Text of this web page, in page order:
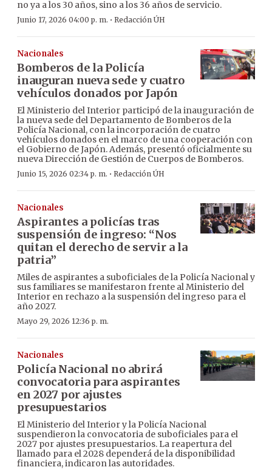
no ya a los 30 años, sino a los 36 años de servicio.
Junio 17, 2026 04:00 p. m. · Redacción ÚH
Nacionales
Bomberos de la Policía
inauguran nueva sede y cuatro
vehículos donados por Japón
El Ministerio del Interior participó de la inauguración de
la nueva sede del Departamento de Bomberos de la
Policía Nacional, con la incorporación de cuatro
vehículos donados en el marco de una cooperación con
el Gobierno de Japón. Además, presentó oficialmente su
nueva Dirección de Gestión de Cuerpos de Bomberos.
Junio 15, 2026 02:34 p. m. · Redacción ÚH
Nacionales
Aspirantes a policías tras
suspensión de ingreso: “Nos
quitan el derecho de servir a la
patria”
Miles de aspirantes a suboficiales de la Policía Nacional y
sus familiares se manifestaron frente al Ministerio del
Interior en rechazo a la suspensión del ingreso para el
año 2027.
Mayo 29, 2026 12:36 p. m.
Nacionales
Policía Nacional no abrirá
convocatoria para aspirantes
en 2027 por ajustes
presupuestarios
El Ministerio del Interior y la Policía Nacional
suspendieron la convocatoria de suboficiales para el
2027 por ajustes presupuestarios. La reapertura del
llamado para el 2028 dependerá de la disponibilidad
financiera, indicaron las autoridades.